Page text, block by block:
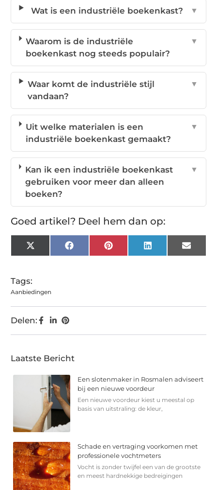
Wat is een industriële boekenkast? ▼
Waarom is de industriële
boekenkast nog steeds populair?
▼
Waar komt de industriële stijl
vandaan?
▼
Uit welke materialen is een
industriële boekenkast gemaakt?
▼
Kan ik een industriële boekenkast
gebruiken voor meer dan alleen
boeken?
▼
Goed artikel? Deel hem dan op:
X
(Twitter)
FacebookPinterest LinkedIn Email
Tags:
Aanbiedingen
Delen:
Laatste Bericht
Een slotenmaker in Rosmalen adviseert
bij een nieuwe voordeur
Een nieuwe voordeur kiest u meestal op
basis van uitstraling: de kleur,
Schade en vertraging voorkomen met
professionele vochtmeters
Vocht is zonder twijfel een van de grootste
en meest hardnekkige bedreigingen